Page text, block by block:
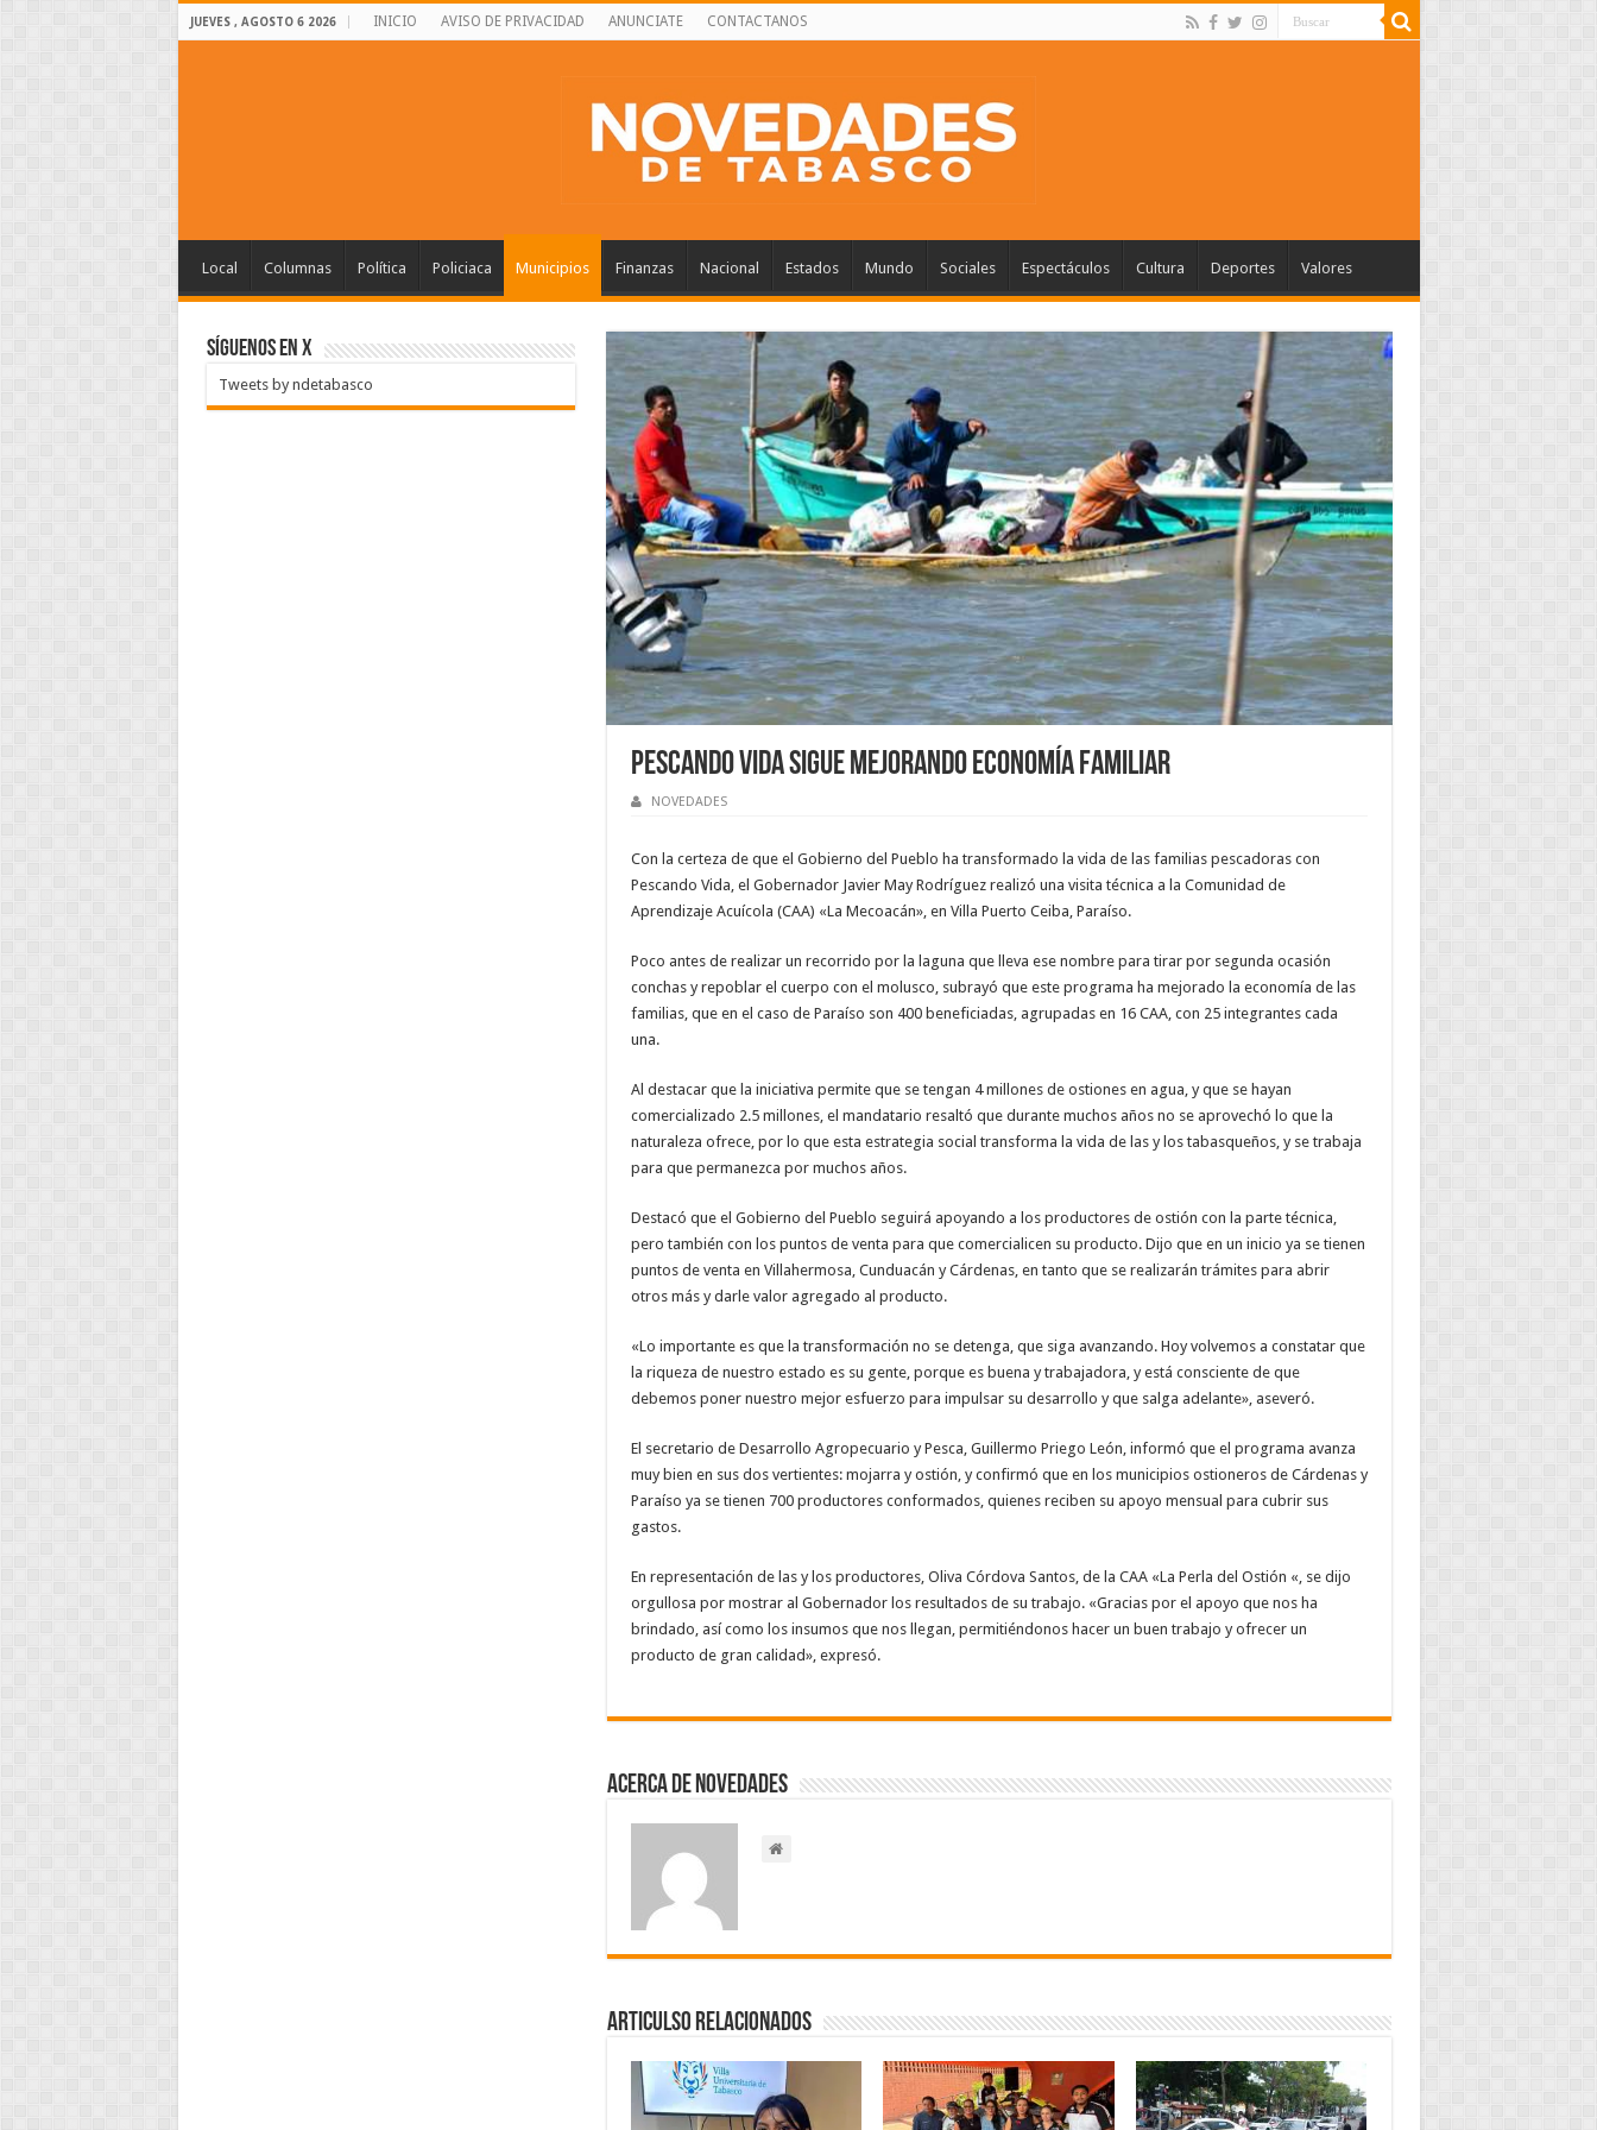
JUEVES , AGOSTO 6 2026 INICIO AVISO DE PRIVACIDAD ANUNCIATE CONTACTANOS
Local Columnas Política Policiaca Municipios Finanzas Nacional Estados Mundo Sociales Espectáculos Cultura Deportes Valores
Pescando Vida sigue mejorando economía familiar
NOVEDADES
Con la certeza de que el Gobierno del Pueblo ha transformado la vida de las familias pescadoras con
Pescando Vida, el Gobernador Javier May Rodríguez realizó una visita técnica a la Comunidad de
Aprendizaje Acuícola (CAA) «La Mecoacán», en Villa Puerto Ceiba, Paraíso.
Poco antes de realizar un recorrido por la laguna que lleva ese nombre para tirar por segunda ocasión
conchas y repoblar el cuerpo con el molusco, subrayó que este programa ha mejorado la economía de las
familias, que en el caso de Paraíso son 400 beneficiadas, agrupadas en 16 CAA, con 25 integrantes cada
una.
Al destacar que la iniciativa permite que se tengan 4 millones de ostiones en agua, y que se hayan
comercializado 2.5 millones, el mandatario resaltó que durante muchos años no se aprovechó lo que la
naturaleza ofrece, por lo que esta estrategia social transforma la vida de las y los tabasqueños, y se trabaja
para que permanezca por muchos años.
Destacó que el Gobierno del Pueblo seguirá apoyando a los productores de ostión con la parte técnica,
pero también con los puntos de venta para que comercialicen su producto. Dijo que en un inicio ya se tienen
puntos de venta en Villahermosa, Cunduacán y Cárdenas, en tanto que se realizarán trámites para abrir
otros más y darle valor agregado al producto.
«Lo importante es que la transformación no se detenga, que siga avanzando. Hoy volvemos a constatar que
la riqueza de nuestro estado es su gente, porque es buena y trabajadora, y está consciente de que
debemos poner nuestro mejor esfuerzo para impulsar su desarrollo y que salga adelante», aseveró.
El secretario de Desarrollo Agropecuario y Pesca, Guillermo Priego León, informó que el programa avanza
muy bien en sus dos vertientes: mojarra y ostión, y confirmó que en los municipios ostioneros de Cárdenas y
Paraíso ya se tienen 700 productores conformados, quienes reciben su apoyo mensual para cubrir sus
gastos.
En representación de las y los productores, Oliva Córdova Santos, de la CAA «La Perla del Ostión «, se dijo
orgullosa por mostrar al Gobernador los resultados de su trabajo. «Gracias por el apoyo que nos ha
brindado, así como los insumos que nos llegan, permitiéndonos hacer un buen trabajo y ofrecer un
producto de gran calidad», expresó.
Acerca de NOVEDADES
Articulso Relacionados
SÍGUENOS EN X
Tweets by ndetabasco